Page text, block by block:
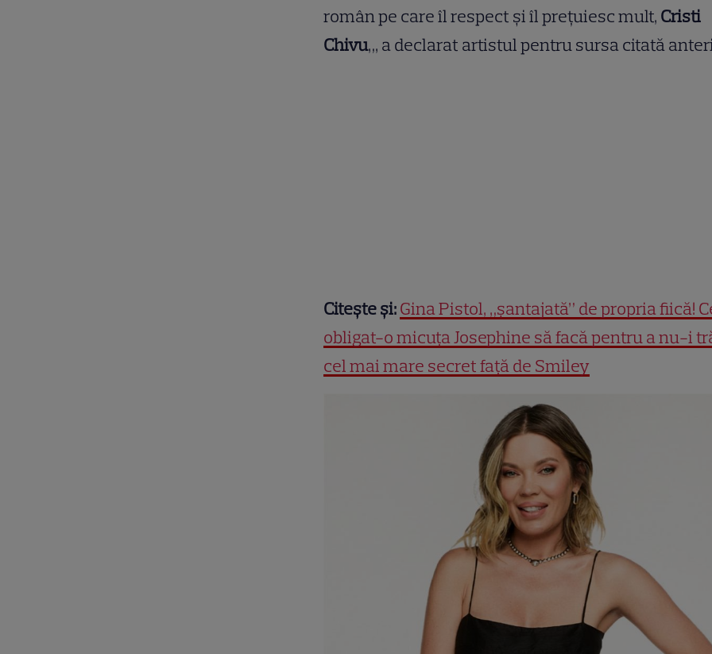
român pe care îl respect și îl prețuiesc mult, Cristi
Chivu„, a declarat artistul pentru sursa citată
Citește și:Gina Pistol, „șantajată” de propria fiică!
obligat-o micuța Josephine să facă pentru a nu-i
cel mai mare secret față de Smiley